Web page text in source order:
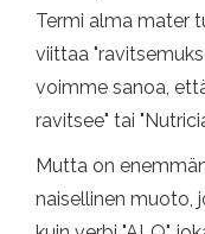
Termi alma mater
viittaa
voimme sanoa,
ravitsee" tai
Mutta on
naisellinen muoto,